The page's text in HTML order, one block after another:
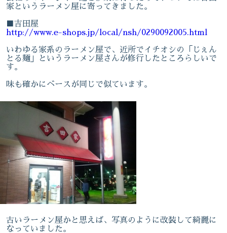
家というラーメン屋に寄ってきました。
■吉田屋
http://www.e-shops.jp/local/nsh/0290092005.html
いわゆる家系のラーメン屋で、近所でイチオシの「じぇん
とる麺」というラーメン屋さんが修行したところらしいで
す。
味も確かにベースが同じで似ています。
古いラーメン屋かと思えば、写真のように改装して綺麗に
なっていました。